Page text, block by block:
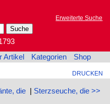
Erweiterte Suche
Artikel Kategorien Shop
DRUCKEN
die| Sterzseuche, die >>